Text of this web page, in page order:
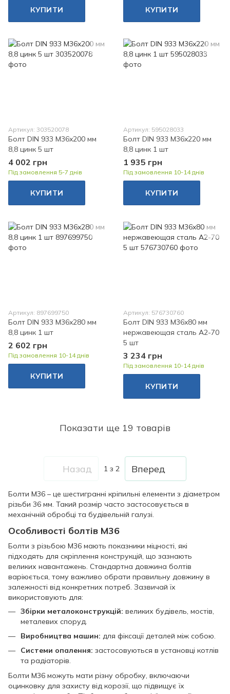
КУПИТИ КУПИТИ
Артикул: 303520078
Болт DIN 933 M36x200 мм
8,8 цинк 5 шт
4 002 грн
Під замовлення 5-7 днів
КУПИТИ
Артикул: 595028033
Болт DIN 933 M36x220 мм
8,8 цинк 1 шт
1 935 грн
Під замовлення 10-14 днів
КУПИТИ
Артикул: 897699750
Болт DIN 933 M36x280 мм
8,8 цинк 1 шт
2 602 грн
Під замовлення 10-14 днів
КУПИТИ
Артикул: 576730760
Болт DIN 933 M36x80 мм
нержавеющая сталь A2-70
5 шт
3 234 грн
Під замовлення 10-14 днів
КУПИТИ
Показати ще 19 товарів
Назад 1 з 2 Вперед
Болти М36 – це шестигранні кріпильні елементи з діаметром
різьби 36 мм. Такий розмір часто застосовується в
механічній обробці та будівельній галузі.
Особливості болтів М36
Болти з різьбою М36 мають показники міцності, які
підходять для скріплення конструкцій, що зазнають
великих навантажень. Стандартна довжина болтів
варіюється, тому важливо обрати правильну довжину в
залежності від конкретних потреб. Зазвичай їх
використовують для:
Збірки металоконструкцій: великих будівель, мостів,
металевих споруд.
Виробництва машин: для фіксації деталей між собою.
Системи опалення: застосовуються в установці котлів
та радіаторів.
Болти М36 можуть мати різну обробку, включаючи
оцинковку для захисту від корозії, що підвищує їх